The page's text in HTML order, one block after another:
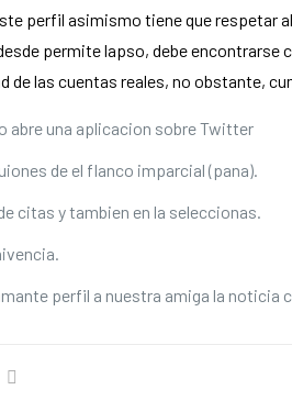
perfil asimismo tiene que
permite lapso, debe
de las cuentas reales, no obstante,
abre una aplicacion sobre Twitter
de el flanco imparcial (pana).
citas y tambien en la seleccionas.
perfil a nuestra amiga la noticia